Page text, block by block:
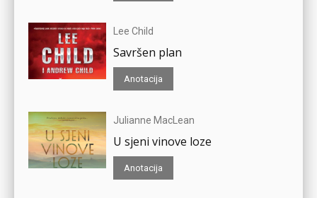
Lee Child
Savršen plan
Anotacija
Julianne MacLean
U sjeni vinove loze
Anotacija